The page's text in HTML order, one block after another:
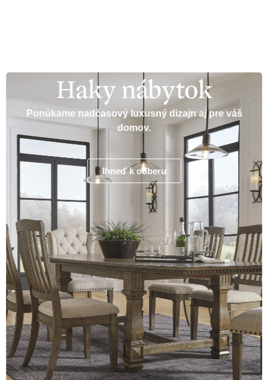
Haky nábytok
Ponúkame nadčasový luxusný dizajn aj pre váš
domov.
Ihneď k odberu